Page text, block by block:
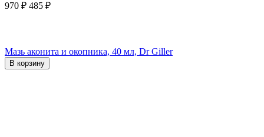
970 ₽ 485 ₽
Мазь аконита и окопника, 40 мл, Dr Giller
В корзину